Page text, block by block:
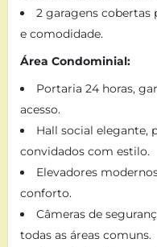
2 garagens cobertas
e comodidade.
Área Condominial:
Portaria 24 horas,
acesso.
Hall social elegante,
convidados com estilo.
Elevadores
conforto.
Câmeras de
todas as áreas comuns.